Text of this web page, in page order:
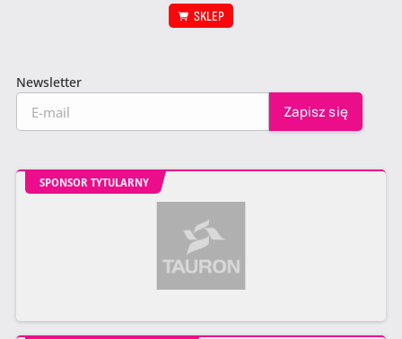
SKLEP
Newsletter
SPONSOR TYTULARNY